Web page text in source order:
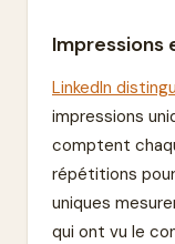
Impressions
LinkedIn
impressions
comptent
répétitions
uniques
qui ont vu le